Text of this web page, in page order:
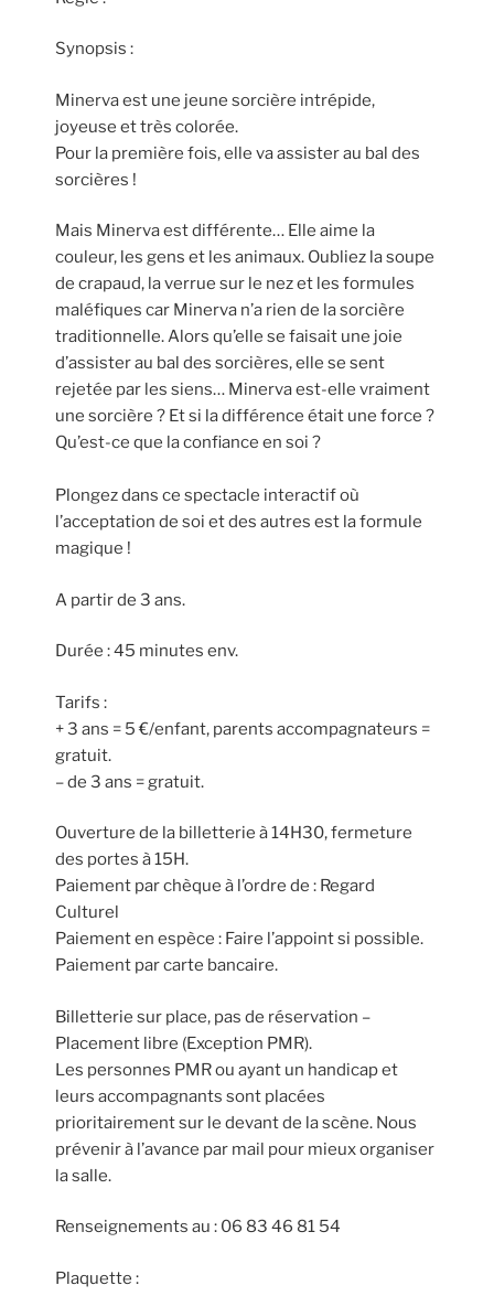
Synopsis :
Minerva est une jeune sorcière intrépide,
joyeuse et très colorée.
Pour la première fois, elle va assister au bal des
sorcières !
Mais Minerva est différente… Elle aime la
couleur, les gens et les animaux. Oubliez la soupe
de crapaud, la verrue sur le nez et les formules
maléfiques car Minerva n’a rien de la sorcière
traditionnelle. Alors qu’elle se faisait une joie
d’assister au bal des sorcières, elle se sent
rejetée par les siens… Minerva est-elle vraiment
une sorcière ? Et si la différence était une force ?
Qu’est-ce que la confiance en soi ?
Plongez dans ce spectacle interactif où
l’acceptation de soi et des autres est la formule
magique !
A partir de 3 ans.
Durée : 45 minutes env.
Tarifs :
+ 3 ans = 5 €/enfant, parents accompagnateurs =
gratuit.
– de 3 ans = gratuit.
Ouverture de la billetterie à 14H30, fermeture
des portes à 15H.
Paiement par chèque à l’ordre de : Regard
Culturel
Paiement en espèce : Faire l’appoint si possible.
Paiement par carte bancaire.
Billetterie sur place, pas de réservation –
Placement libre (Exception PMR).
Les personnes PMR ou ayant un handicap et
leurs accompagnants sont placées
prioritairement sur le devant de la scène. Nous
prévenir à l’avance par mail pour mieux organiser
la salle.
Renseignements au : 06 83 46 81 54
Plaquette :